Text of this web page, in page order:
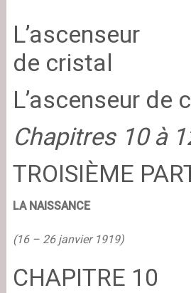
L’ascenseur
de cristal
L’ascenseur de
Chapitres 10 à
TROISIÈME
LA NAISSANCE
(16 – 26 janvier 1919)
CHAPITRE 10